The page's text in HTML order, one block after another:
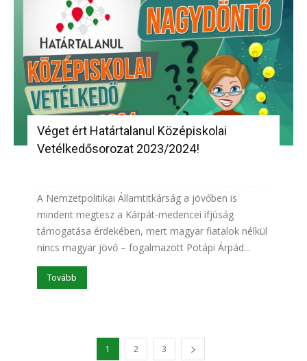
Véget ért Határtalanul Középiskolai
Vetélkedősorozat 2023/2024!
A Nemzetpolitikai Államtitkárság a jövőben is
mindent megtesz a Kárpát-medencei ifjúság
támogatása érdekében, mert magyar fiatalok nélkül
nincs magyar jövő – fogalmazott Potápi Árpád...
Tovább
1 2 3